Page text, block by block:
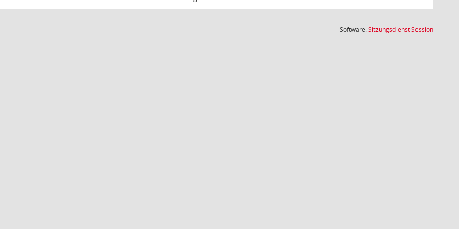
Software:SitzungsdienstSession(Wird in